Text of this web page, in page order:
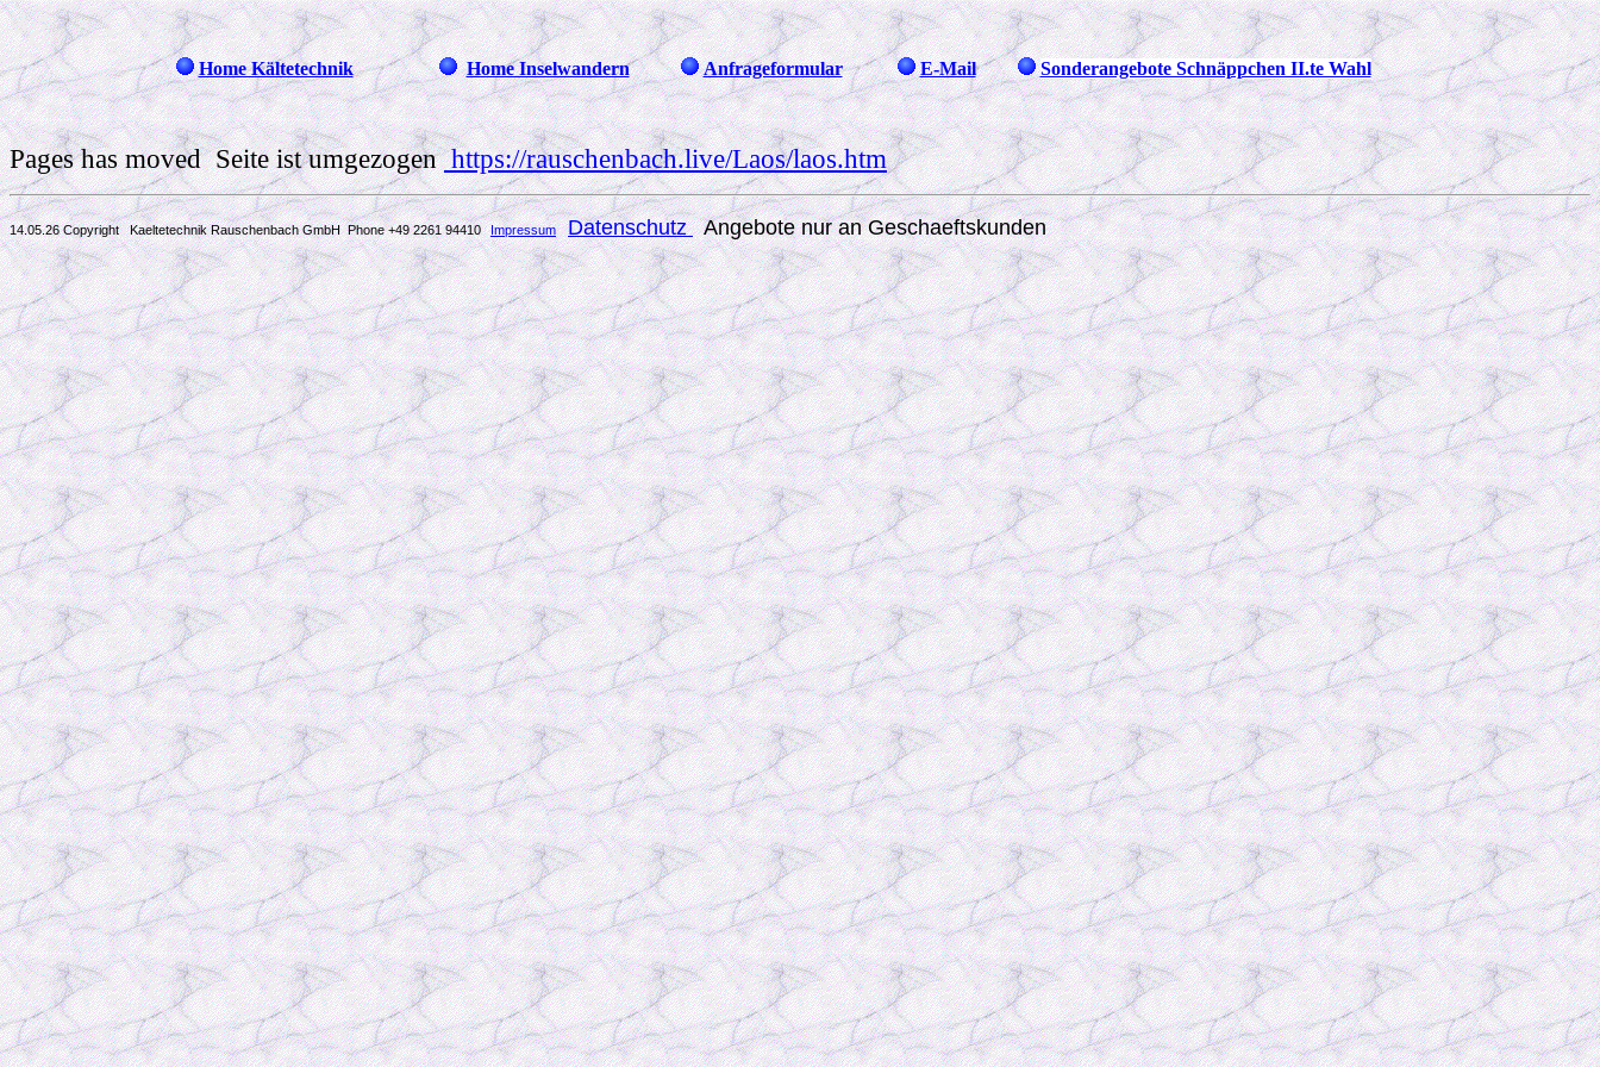
Home Kältetechnik Home Inselwandern Anfrageformular E-Mail Sonderangebote Schnäppchen II.te Wahl
Pages has moved Seite ist umgezogenhttps://rauschenbach.live/Laos/laos.htm
14.05.26 Copyright Kaeltetechnik Rauschenbach GmbHPhone +49 2261 94410 Impressum DatenschutzAngebote nur an Geschaeftskunden